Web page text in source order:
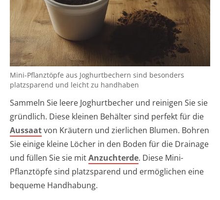
Mini-Pflanztöpfe aus Joghurtbechern sind besonders
platzsparend und leicht zu handhaben
Sammeln Sie leere Joghurtbecher und reinigen Sie sie
gründlich. Diese kleinen Behälter sind perfekt für die
Aussaatvon Kräutern und zierlichen Blumen. Bohren
Sie einige kleine Löcher in den Boden für die Drainage
und füllen Sie sie mitAnzuchterde. Diese Mini-
Pflanztöpfe sind platzsparend und ermöglichen eine
bequeme Handhabung.